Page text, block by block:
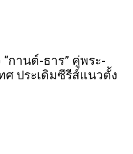
กานต์-ธาร” คู่พระ-
ศ ประเดิมซีรีส์แนวตั้ง